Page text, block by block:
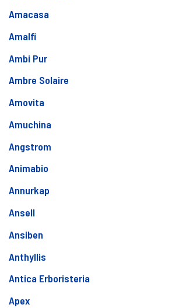
Amacasa
Amalfi
Ambi Pur
Ambre Solaire
Amovita
Amuchina
Angstrom
Animabio
Annurkap
Ansell
Ansiben
Anthyllis
Antica Erboristeria
Apex